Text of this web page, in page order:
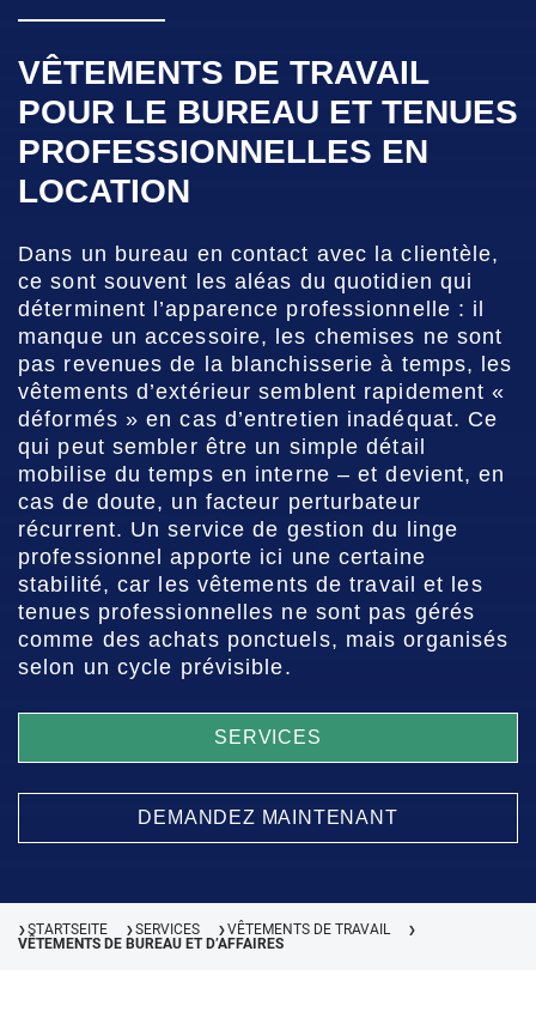
VÊTEMENTS DE TRAVAIL
POUR LE BUREAU ET TENUES
PROFESSIONNELLES EN
LOCATION
Dans un bureau en contact avec la clientèle,
ce sont souvent les aléas du quotidien qui
déterminent l’apparence professionnelle : il
manque un accessoire, les chemises ne sont
pas revenues de la blanchisserie à temps, les
vêtements d’extérieur semblent rapidement «
déformés » en cas d’entretien inadéquat. Ce
qui peut sembler être un simple détail
mobilise du temps en interne – et devient, en
cas de doute, un facteur perturbateur
récurrent. Un service de gestion du linge
professionnel apporte ici une certaine
stabilité, car les vêtements de travail et les
tenues professionnelles ne sont pas gérés
comme des achats ponctuels, mais organisés
selon un cycle prévisible.
SERVICES
DEMANDEZ MAINTENANT
❯ STARTSEITE ❯ SERVICES ❯ VÊTEMENTS DE TRAVAIL ❯
VÊTEMENTS DE BUREAU ET D’AFFAIRES